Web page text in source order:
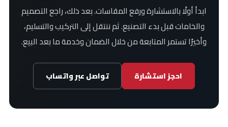
ابدأ أولًا بالاستشارة ورفع المقاسات. بعد ذلك، راجع التصميم
والخامات قبل بدء التصنيع. ثم ننتقل إلى التركيب والتسليم،
وأخيرًا تستمر المتابعة من خلال الضمان وخدمة ما بعد البيع.
احجز استشارة تواصل عبر واتساب